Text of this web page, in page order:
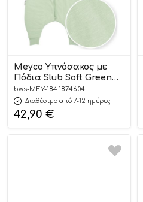
Meyco Υπνόσακος με
Πόδια Slub Soft Green
80cm
bws-MEY-184.187.46.04
Διαθέσιμο από 7-12 ημέρες
42,90 €